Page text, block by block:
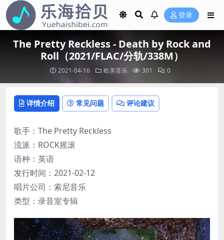
登录
The Pretty Reckless - Death by Rock and
Roll（2021/FLAC/分轨/338M）
2021-04-16 欧美音乐 301 0
详情介绍 常见问题 评论建议
歌手：The Pretty Reckless
流派：ROCK摇滚
语种：英语
发行时间：2021-02-12
唱片公司：索尼音乐
类型：录音室专辑